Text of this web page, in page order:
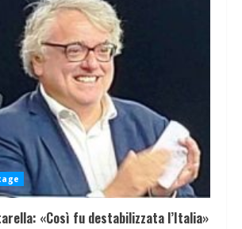
«Così fu destabilizzata l’Italia»